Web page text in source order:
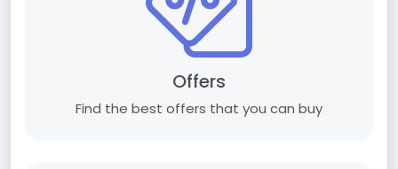
Offers
Find the best offers that you can buy